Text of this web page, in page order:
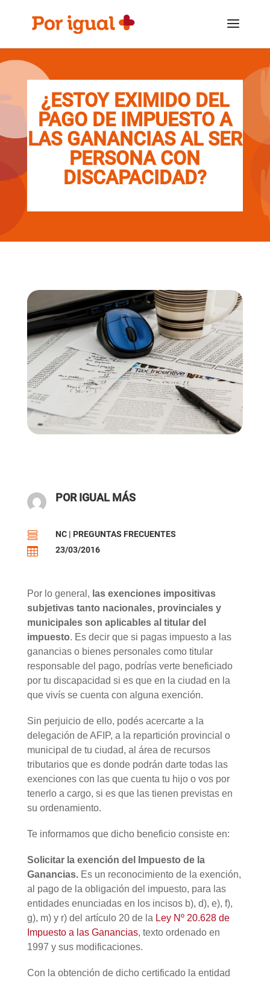
contenido
navegación
¿ESTOY EXIMIDO DEL
PAGO DE IMPUESTO A
LAS GANANCIAS AL SER
PERSONA CON
DISCAPACIDAD?
POR IGUAL MÁS
 NC| PREGUNTAS FRECUENTES
 23/03/2016
Por lo general, las exenciones impositivas
subjetivas tanto nacionales, provinciales y
municipales son aplicables al titular del
impuesto. Es decir que si pagas impuesto a las
ganancias o bienes personales como titular
responsable del pago, podrías verte beneficiado
por tu discapacidad si es que en la ciudad en la
que vivís se cuenta con alguna exención.
Sin perjuicio de ello, podés acercarte a la
delegación de AFIP, a la repartición provincial o
municipal de tu ciudad, al área de recursos
tributarios que es donde podrán darte todas las
exenciones con las que cuenta tu hijo o vos por
tenerlo a cargo, si es que las tienen previstas en
su ordenamiento.
Te informamos que dicho beneficio consiste en:
Solicitar la exención del Impuesto de la
Ganancias.Es un reconocimiento de la exención,
al pago de la obligación del impuesto, para las
entidades enunciadas en los incisos b), d), e), f),
g), m) y r) del artículo 20 de la Ley Nº 20.628 de
Impuesto a las Ganancias, texto ordenado en
1997 y sus modificaciones.
Con la obtención de dicho certificado la entidad